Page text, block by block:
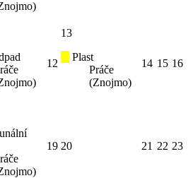
12
13
Plast
Práče
(Znojmo)
14 15 16
19 20 21 22 23